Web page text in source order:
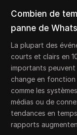
Combien de
panne de
La plupart des
courts et clairs en
importants peuvent
change en fonction
comme les
médias ou de
tendances en
rapports